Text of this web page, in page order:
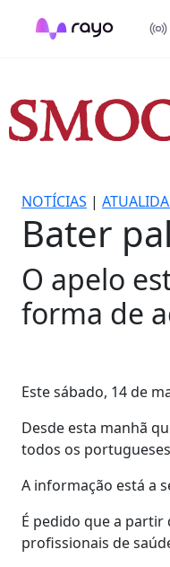
NOTÍCIAS |
Bater
O apelo
forma de
Este sábado, 14 de
Desde esta manhã
todos os
A informação está a
É pedido que a partir
profissionais de